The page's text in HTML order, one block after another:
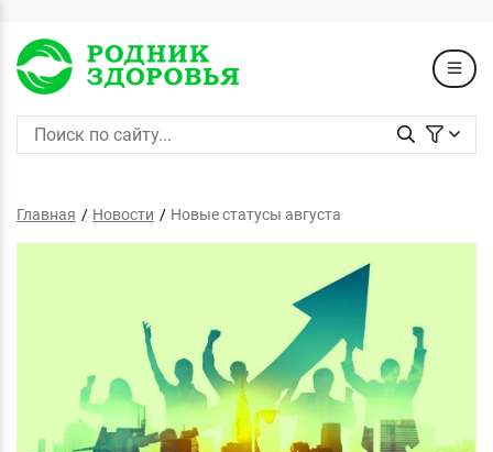
Главная Новости Новые статусы августа